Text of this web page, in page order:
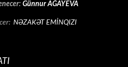
Günnur AĞAYEVA
NƏZAKƏT EMİNQIZI